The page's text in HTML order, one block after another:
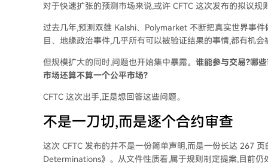
对于快速扩张的预测市场来说,或许 CFTC 这次发布的拟议规
过去几年,预测双雄 Kalshi、Polymarket 不断把真实世界事
目、地缘政治事件,几乎所有可以被验证结果的事情,都有机会
但规模扩大的同时,问题也开始集中暴露。 谁能参与交易?哪
市场还算不算一个公平市场?
CFTC 这次出手,正是想回答这些问题。
不是一刀切,而是逐个合约审查
这次 CFTC 发布的并不是一份简单声明,而是一份长达 267
Determinations》。从文件性质看,属于规则制定提案,目前